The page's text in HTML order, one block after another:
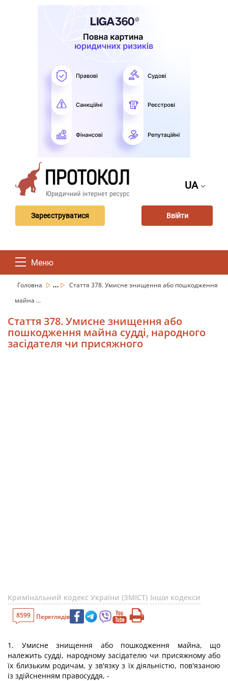
UA
Зареєструватися Ввійти
Меню
Головна ...
Стаття 378. Умисне знищення або пошкодження
майна ...
Стаття 378. Умисне знищення або
пошкодження майна судді, народного
засідателя чи присяжного
Кримінальний кодекс України (ЗМІСТ) Інши кодекси
8599 Переглядів
1. Умисне знищення або пошкодження майна, що
належить судді, народному засідателю чи присяжному або
їх близьким родичам, у зв'язку з їх діяльністю, пов'язаною
із здійсненням правосуддя, -